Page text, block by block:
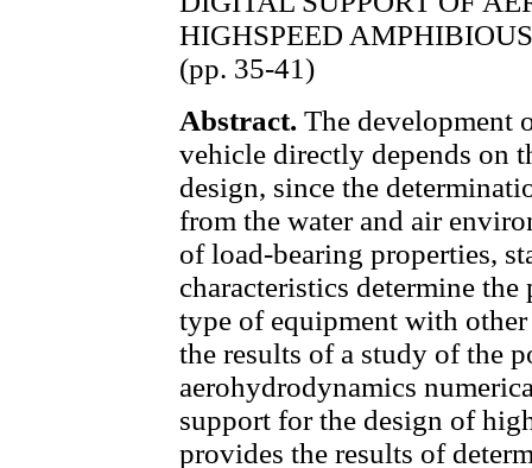
HIGHSPEED
(pp. 35-41)
Abstract. The development
vehicle directly depends on
design, since the
from the water and air
of load-bearing properties,
characteristics determine
type of equipment with
the results of a study of the
aerohydrodynamics
support for the design of
provides the results of